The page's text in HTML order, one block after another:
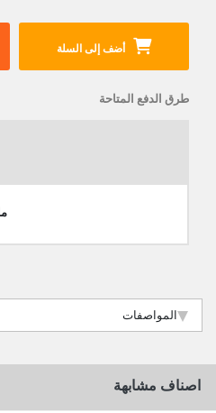
أضف إلى السلة
طرق الدفع المتاحة
المواصفات
اصناف مشابهة